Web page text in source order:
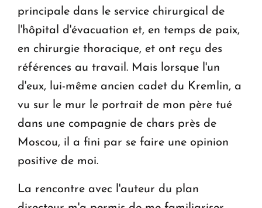
principale dans le service chirurgical de
l'hôpital d'évacuation et, en temps de paix,
en chirurgie thoracique, et ont reçu des
références au travail. Mais lorsque l'un
d'eux, lui-même ancien cadet du Kremlin, a
vu sur le mur le portrait de mon père tué
dans une compagnie de chars près de
Moscou, il a fini par se faire une opinion
positive de moi.
La rencontre avec l'auteur du plan